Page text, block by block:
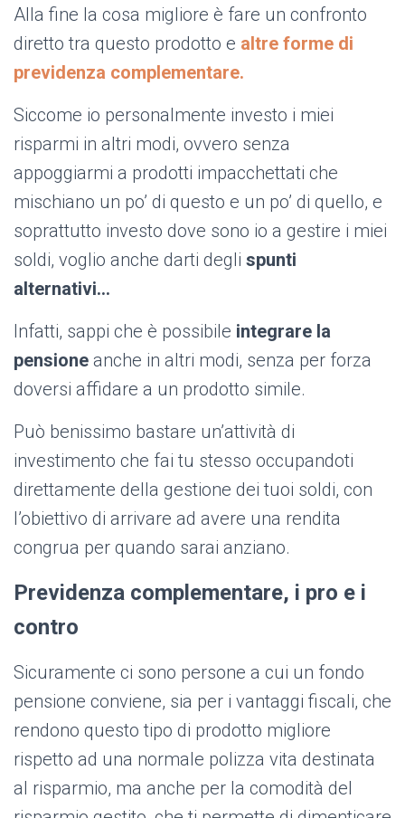
Alla fine la cosa migliore è fare un confronto
diretto tra questo prodotto e altre forme di
previdenza complementare.
Siccome io personalmente investo i miei
risparmi in altri modi, ovvero senza
appoggiarmi a prodotti impacchettati che
mischiano un po’ di questo e un po’ di quello, e
soprattutto investo dove sono io a gestire i miei
soldi, voglio anche darti degli spunti
alternativi…
Infatti, sappi che è possibile integrare la
pensione anche in altri modi, senza per forza
doversi affidare a un prodotto simile.
Può benissimo bastare un’attività di
investimento che fai tu stesso occupandoti
direttamente della gestione dei tuoi soldi, con
l’obiettivo di arrivare ad avere una rendita
congrua per quando sarai anziano.
Previdenza complementare, i pro e i
contro
Sicuramente ci sono persone a cui un fondo
pensione conviene, sia per i vantaggi fiscali, che
rendono questo tipo di prodotto migliore
rispetto ad una normale polizza vita destinata
al risparmio, ma anche per la comodità del